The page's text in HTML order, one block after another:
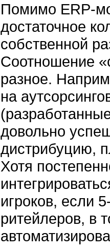
Помимо ERP-
достаточное
собственной
Соотношение
разное.
на
довольно
дистрибуцию,
Хотя
игроков, если
ритейлеров, в